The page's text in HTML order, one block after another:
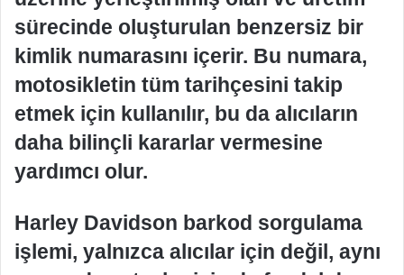
sürecinde oluşturulan benzersiz bir
kimlik numarasını içerir. Bu numara,
motosikletin tüm tarihçesini takip
etmek için kullanılır, bu da alıcıların
daha bilinçli kararlar vermesine
yardımcı olur.
Harley Davidson barkod sorgulama
işlemi, yalnızca alıcılar için değil, aynı